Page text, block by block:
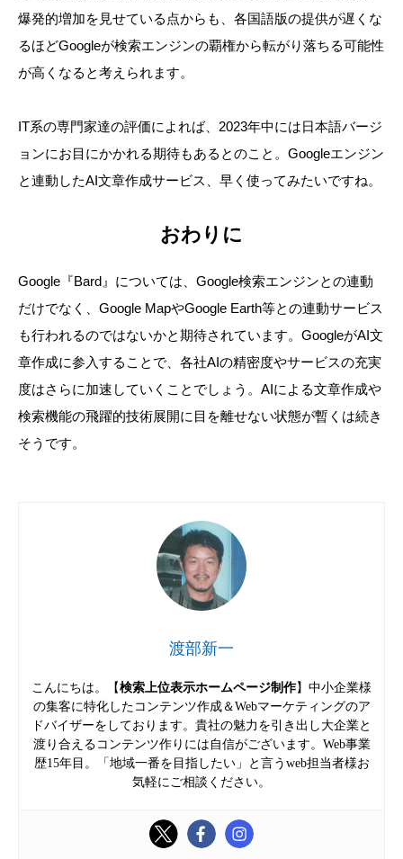
爆発的増加を見せている点からも、各国語版の提供が遅くな
るほどGoogleが検索エンジンの覇権から転がり落ちる可能性
が高くなると考えられます。
IT系の専門家達の評価によれば、2023年中には日本語バージ
ョンにお目にかかれる期待もあるとのこと。Googleエンジン
と連動したAI文章作成サービス、早く使ってみたいですね。
おわりに
Google『Bard』については、Google検索エンジンとの連動
だけでなく、Google MapやGoogle Earth等との連動サービス
も行われるのではないかと期待されています。GoogleがAI文
章作成に参入することで、各社AIの精密度やサービスの充実
度はさらに加速していくことでしょう。AIによる文章作成や
検索機能の飛躍的技術展開に目を離せない状態が暫くは続き
そうです。
渡部新一
こんにちは。【検索上位表示ホームページ制作】中小企業様
の集客に特化したコンテンツ作成＆Webマーケティングのア
ドバイザーをしております。貴社の魅力を引き出し大企業と
渡り合えるコンテンツ作りには自信がございます。Web事業
歴15年目。「地域一番を目指したい」と言うweb担当者様お
気軽にご相談ください。